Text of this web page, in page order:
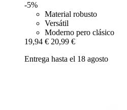
-5%
Material robusto
Versátil
Moderno pero clásico
19,94 € 20,99 €
Entrega hasta el 18 agosto